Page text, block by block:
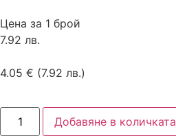
Цена за 1 брой
7.92 лв.
4.05 € (7.92 лв.)
Добавяне в количката